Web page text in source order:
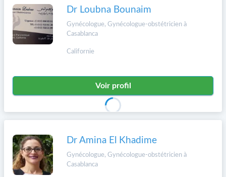
Dr Loubna Bounaim
Gynécologue, Gynécologue-obstétricien à
Casablanca
Californie
Voir profil
Dr Amina El Khadime
Gynécologue, Gynécologue-obstétricien à
Casablanca